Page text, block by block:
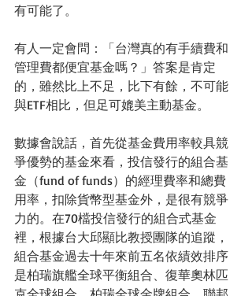
有可能了。
有人一定會問：「台灣真的有手續費和
管理費都便宜基金嗎？」答案是肯定
的，雖然比上不足，比下有餘，不可能
與ETF相比，但足可媲美主動基金。
數據會說話，首先從基金費用率較具競
爭優勢的基金來看，投信發行的組合基
金（fund of funds）的經理費率和總費
用率，扣除貨幣型基金外，是很有競爭
力的。在70檔投信發行的組合式基金
裡，根據台大邱顯比教授團隊的追蹤，
組合基金過去十年來前五名依績效排序
是柏瑞旗艦全球平衡組合、復華奧林匹